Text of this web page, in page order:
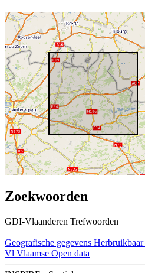
Zoekwoorden
GDI-Vlaanderen Trefwoorden
Geografische gegevens Herbruikbaar
Vl Vlaamse Open data